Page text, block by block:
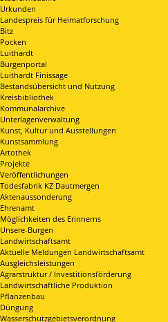
Urkunden
Landespreis für Heimatforschung
Bitz
Pocken
Luithardt
Burgenportal
Luithardt Finissage
Bestandsübersicht und Nutzung
Kreisbibliothek
Kommunalarchive
Unterlagenverwaltung
Kunst, Kultur und Ausstellungen
Kunstsammlung
Artothek
Projekte
Veröffentlichungen
Todesfabrik KZ Dautmergen
Aktenaussonderung
Ehrenamt
Möglichkeiten des Erinnerns
Unsere-Burgen
Landwirtschaftsamt
Aktuelle Meldungen Landwirtschaftsamt
Ausgleichsleistungen
Agrarstruktur / Investitionsförderung
Landwirtschaftliche Produktion
Pflanzenbau
Düngung
Wasserschutzgebietsverordnung